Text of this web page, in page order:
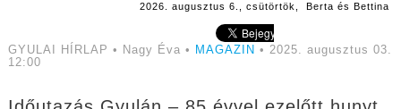
2026. augusztus 6., csütörtök, Berta és Bettina
GYULAI HÍRLAP • Nagy Éva • MAGAZIN • 2025. augusztus 03.
12:00